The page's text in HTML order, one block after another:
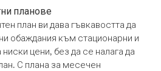
планове
план ви дава гъвкавостта да
обаждания към стационарни и
цени, без да се налага да
С плана за месечен